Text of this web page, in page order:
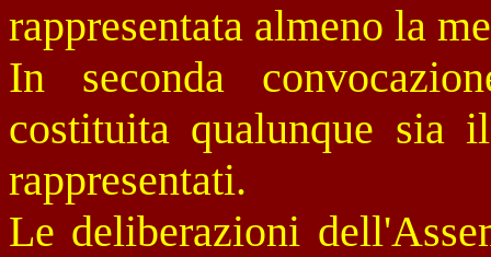
rappresentata almeno la
In seconda
costituita qualunque sia
rappresentati.
Le deliberazioni